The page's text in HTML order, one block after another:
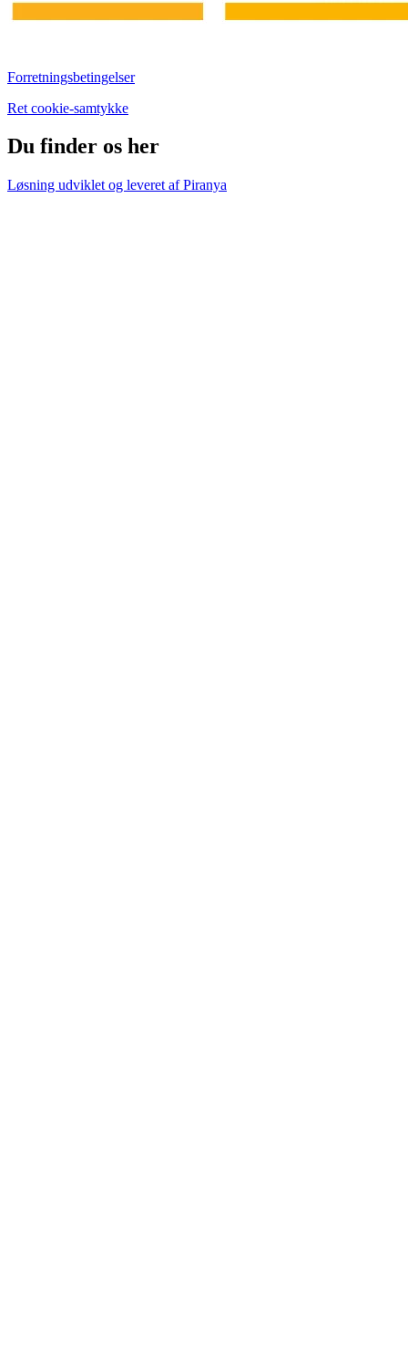
Forretningsbetingelser
Ret cookie-samtykke
Du finder os her
Løsning udviklet og leveret afPiranya